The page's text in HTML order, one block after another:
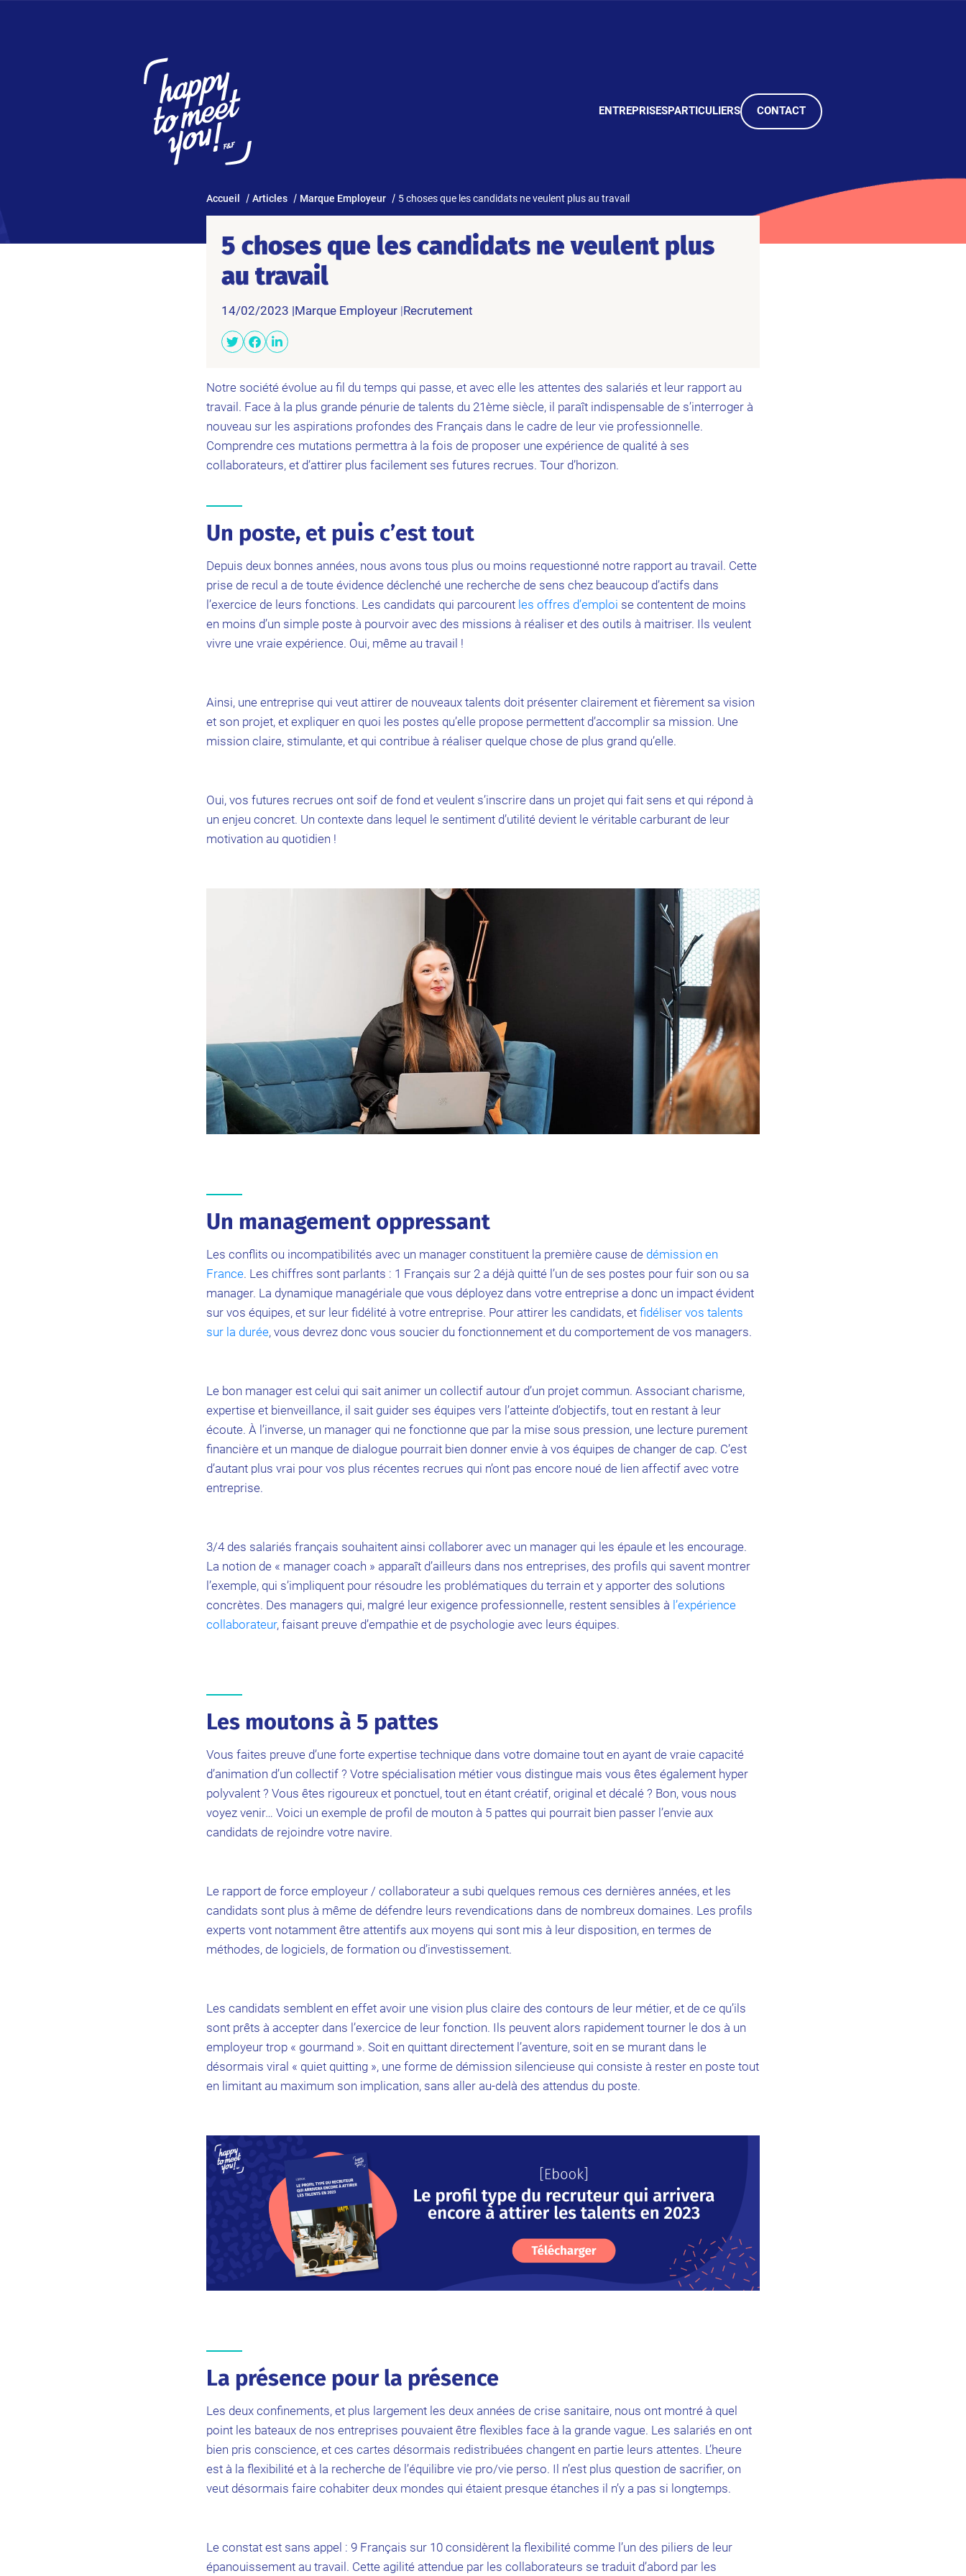
ENTREPRISESPARTICULIERS CONTACT
Accueil Articles Marque Employeur 5 choses que les candidats ne veulent plus au travail
5 choses que les candidats ne veulent plus
au travail
14/02/2023 |Marque Employeur Recrutement
Notre société évolue au fil du temps qui passe, et avec elle les attentes des salariés et leur rapport au
travail. Face à la plus grande pénurie de talents du 21ème siècle, il paraît indispensable de s’interroger à
nouveau sur les aspirations profondes des Français dans le cadre de leur vie professionnelle.
Comprendre ces mutations permettra à la fois de proposer une expérience de qualité à ses
collaborateurs, et d’attirer plus facilement ses futures recrues. Tour d’horizon.
Un poste, et puis c’est tout
Depuis deux bonnes années, nous avons tous plus ou moins requestionné notre rapport au travail. Cette
prise de recul a de toute évidence déclenché une recherche de sens chez beaucoup d’actifs dans
l’exercice de leurs fonctions. Les candidats qui parcourent les offres d’emploi se contentent de moins
en moins d’un simple poste à pourvoir avec des missions à réaliser et des outils à maitriser. Ils veulent
vivre une vraie expérience. Oui, même au travail !
Ainsi, une entreprise qui veut attirer de nouveaux talents doit présenter clairement et fièrement sa vision
et son projet, et expliquer en quoi les postes qu’elle propose permettent d’accomplir sa mission. Une
mission claire, stimulante, et qui contribue à réaliser quelque chose de plus grand qu’elle.
Oui, vos futures recrues ont soif de fond et veulent s’inscrire dans un projet qui fait sens et qui répond à
un enjeu concret. Un contexte dans lequel le sentiment d’utilité devient le véritable carburant de leur
motivation au quotidien !
Un management oppressant
Les conflits ou incompatibilités avec un manager constituent la première cause de démission en
France. Les chiffres sont parlants : 1 Français sur 2 a déjà quitté l’un de ses postes pour fuir son ou sa
manager. La dynamique managériale que vous déployez dans votre entreprise a donc un impact évident
sur vos équipes, et sur leur fidélité à votre entreprise. Pour attirer les candidats, et fidéliser vos talents
sur la durée, vous devrez donc vous soucier du fonctionnement et du comportement de vos managers.
Le bon manager est celui qui sait animer un collectif autour d’un projet commun. Associant charisme,
expertise et bienveillance, il sait guider ses équipes vers l’atteinte d’objectifs, tout en restant à leur
écoute. À l’inverse, un manager qui ne fonctionne que par la mise sous pression, une lecture purement
financière et un manque de dialogue pourrait bien donner envie à vos équipes de changer de cap. C’est
d’autant plus vrai pour vos plus récentes recrues qui n’ont pas encore noué de lien affectif avec votre
entreprise.
3/4 des salariés français souhaitent ainsi collaborer avec un manager qui les épaule et les encourage.
La notion de « manager coach » apparaît d’ailleurs dans nos entreprises, des profils qui savent montrer
l’exemple, qui s’impliquent pour résoudre les problématiques du terrain et y apporter des solutions
concrètes. Des managers qui, malgré leur exigence professionnelle, restent sensibles à l’expérience
collaborateur, faisant preuve d’empathie et de psychologie avec leurs équipes.
Les moutons à 5 pattes
Vous faites preuve d’une forte expertise technique dans votre domaine tout en ayant de vraie capacité
d’animation d’un collectif ? Votre spécialisation métier vous distingue mais vous êtes également hyper
polyvalent ? Vous êtes rigoureux et ponctuel, tout en étant créatif, original et décalé ? Bon, vous nous
voyez venir… Voici un exemple de profil de mouton à 5 pattes qui pourrait bien passer l’envie aux
candidats de rejoindre votre navire.
Le rapport de force employeur / collaborateur a subi quelques remous ces dernières années, et les
candidats sont plus à même de défendre leurs revendications dans de nombreux domaines. Les profils
experts vont notamment être attentifs aux moyens qui sont mis à leur disposition, en termes de
méthodes, de logiciels, de formation ou d’investissement.
Les candidats semblent en effet avoir une vision plus claire des contours de leur métier, et de ce qu’ils
sont prêts à accepter dans l’exercice de leur fonction. Ils peuvent alors rapidement tourner le dos à un
employeur trop « gourmand ». Soit en quittant directement l’aventure, soit en se murant dans le
désormais viral « quiet quitting », une forme de démission silencieuse qui consiste à rester en poste tout
en limitant au maximum son implication, sans aller au-delà des attendus du poste.
La présence pour la présence
Les deux confinements, et plus largement les deux années de crise sanitaire, nous ont montré à quel
point les bateaux de nos entreprises pouvaient être flexibles face à la grande vague. Les salariés en ont
bien pris conscience, et ces cartes désormais redistribuées changent en partie leurs attentes. L’heure
est à la flexibilité et à la recherche de l’équilibre vie pro/vie perso. Il n’est plus question de sacrifier, on
veut désormais faire cohabiter deux mondes qui étaient presque étanches il n’y a pas si longtemps.
Le constat est sans appel : 9 Français sur 10 considèrent la flexibilité comme l’un des piliers de leur
épanouissement au travail. Cette agilité attendue par les collaborateurs se traduit d’abord par les